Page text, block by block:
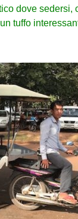
dove
tuffo